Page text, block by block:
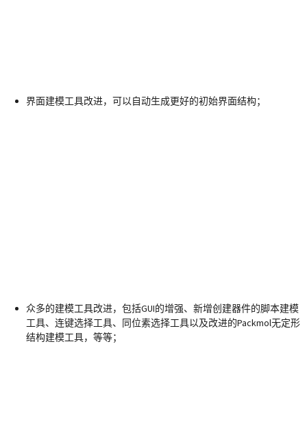
界面建模工具改进，可以自动生成更好的初始界面结构；
众多的建模工具改进，包括GUI的增强、新增创建器件的脚本建模
工具、连键选择工具、同位素选择工具以及改进的Packmol无定形
结构建模工具，等等；